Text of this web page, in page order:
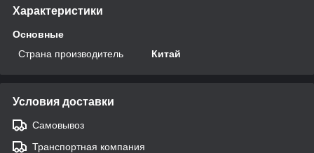
Характеристики
Основные
Страна производитель
Китай
Условия доставки
Самовывоз
Транспортная компания